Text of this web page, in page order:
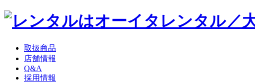
取扱商品
店舗情報
Q&A
採用情報